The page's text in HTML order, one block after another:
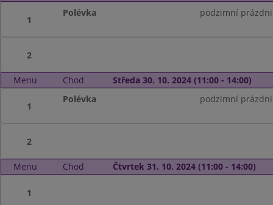
1
Polévka podzimní
2
Menu Chod Středa 30. 10. 2024 (11:00 - 14:00)
1
Polévka podzimní
2
Menu Chod Čtvrtek 31. 10. 2024 (11:00 - 14:00)
1